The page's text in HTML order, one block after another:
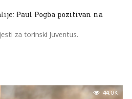
Paul Pogba pozitivan na
za torinski Juventus.
44.0K